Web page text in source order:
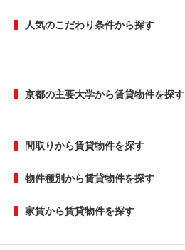
人気のこだわり条件から探す
京都の主要大学から賃貸物件を探す
間取りから賃貸物件を探す
物件種別から賃貸物件を探す
家賃から賃貸物件を探す